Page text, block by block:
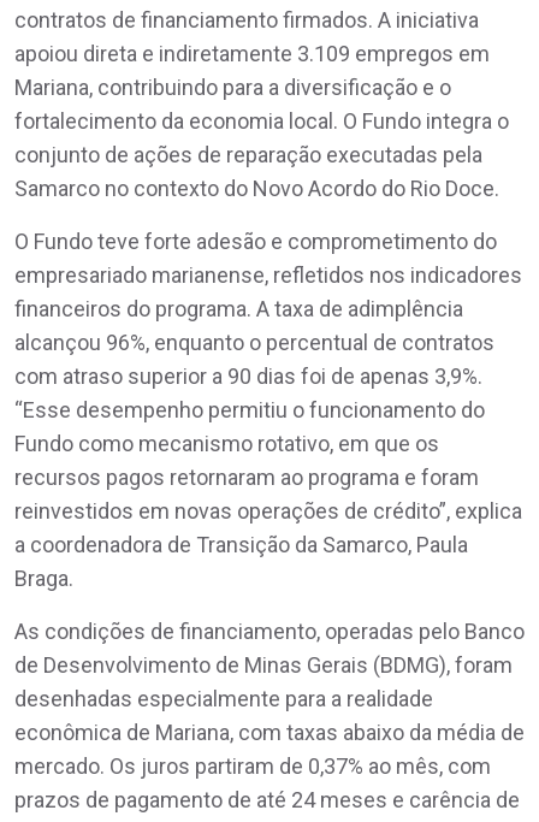
contratos de financiamento firmados. A iniciativa
apoiou direta e indiretamente 3.109 empregos em
Mariana, contribuindo para a diversificação e o
fortalecimento da economia local. O Fundo integra o
conjunto de ações de reparação executadas pela
Samarco no contexto do Novo Acordo do Rio Doce.
O Fundo teve forte adesão e comprometimento do
empresariado marianense, refletidos nos indicadores
financeiros do programa. A taxa de adimplência
alcançou 96%, enquanto o percentual de contratos
com atraso superior a 90 dias foi de apenas 3,9%.
“Esse desempenho permitiu o funcionamento do
Fundo como mecanismo rotativo, em que os
recursos pagos retornaram ao programa e foram
reinvestidos em novas operações de crédito”, explica
a coordenadora de Transição da Samarco, Paula
Braga.
As condições de financiamento, operadas pelo Banco
de Desenvolvimento de Minas Gerais (BDMG), foram
desenhadas especialmente para a realidade
econômica de Mariana, com taxas abaixo da média de
mercado. Os juros partiram de 0,37% ao mês, com
prazos de pagamento de até 24 meses e carência de